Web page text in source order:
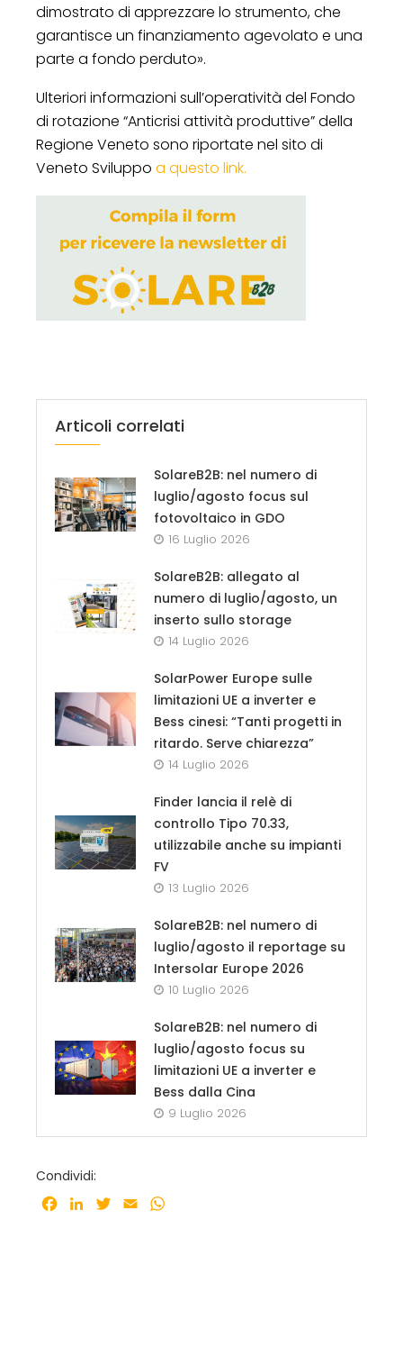
dimostrato di apprezzare lo strumento, che
garantisce un finanziamento agevolato e una
parte a fondo perduto».
Ulteriori informazioni sull’operatività del Fondo
di rotazione “Anticrisi attività produttive” della
Regione Veneto sono riportate nel sito di
Veneto Sviluppo a questo link.
Articoli correlati
SolareB2B: nel numero di
luglio/agosto focus sul
fotovoltaico in GDO
16 Luglio 2026
SolareB2B: allegato al
numero di luglio/agosto, un
inserto sullo storage
14 Luglio 2026
SolarPower Europe sulle
limitazioni UE a inverter e
Bess cinesi: “Tanti progetti in
ritardo. Serve chiarezza”
14 Luglio 2026
Finder lancia il relè di
controllo Tipo 70.33,
utilizzabile anche su impianti
FV
13 Luglio 2026
SolareB2B: nel numero di
luglio/agosto il reportage su
Intersolar Europe 2026
10 Luglio 2026
SolareB2B: nel numero di
luglio/agosto focus su
limitazioni UE a inverter e
Bess dalla Cina
9 Luglio 2026
Condividi:
Facebook
LinkedInTwitter
Email